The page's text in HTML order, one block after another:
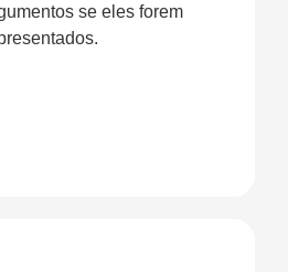
se eles forem